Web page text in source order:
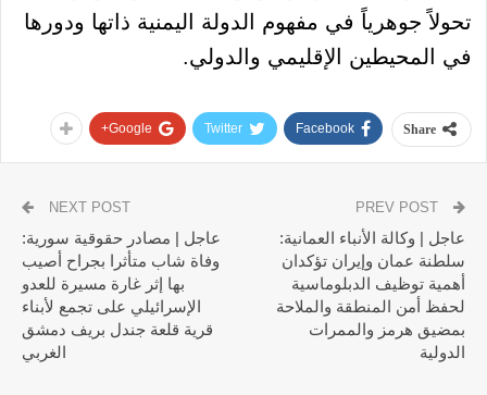
تحولاً جوهرياً في مفهوم الدولة اليمنية ذاتها ودورها
في المحيطين الإقليمي والدولي.
Share
Facebook
Twitter
Google+
عاجل | وكالة الأنباء العمانية:
سلطنة عمان وإيران تؤكدان
أهمية توظيف الدبلوماسية
لحفظ أمن المنطقة والملاحة
بمضيق هرمز والممرات
الدولية
NEXT POST
عاجل | مصادر حقوقية سورية:
وفاة شاب متأثرا بجراح أصيب
بها إثر غارة مسيرة للعدو
الإسرائيلي على تجمع لأبناء
قرية قلعة جندل بريف دمشق
الغربي